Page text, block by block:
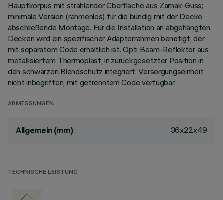
Hauptkorpus mit strahlender Oberfläche aus Zamak-Guss;
minimale Version (rahmenlos) für die bündig mit der Decke
abschließende Montage. Für die Installation an abgehängten
Decken wird ein spezifischer Adapterrahmen benötigt, der
mit separatem Code erhältlich ist. Opti Beam-Reflektor aus
metallisiertem Thermoplast, in zurückgesetzter Position in
den schwarzen Blendschutz integriert. Versorgungseinheit
nicht inbegriffen, mit getrenntem Code verfügbar.
ABMESSUNGEN
Allgemein (mm) 36x22x49
TECHNISCHE LEISTUNG